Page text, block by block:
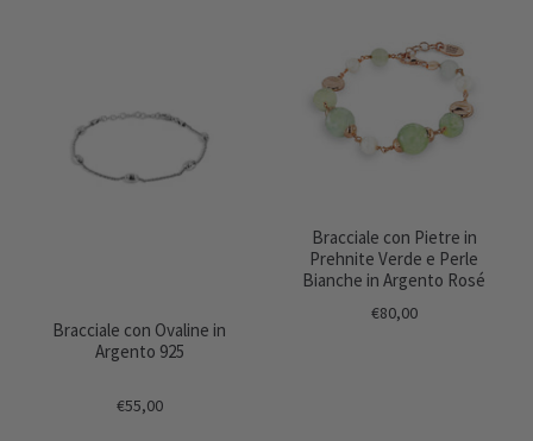
Bracciale con Ovaline in
Argento 925
€55,00
Bracciale con Pietre in
Prehnite Verde e Perle
Bianche in Argento Rosé
€80,00